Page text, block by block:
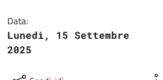
Data:
Lunedì, 15 Settembre
2025